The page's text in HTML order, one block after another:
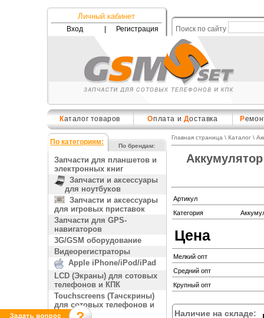
Личный кабинет
Вход Регистрация Поиск по сайту
Каталог товаров Оплата и Доставка Р
По категориям: По брендам:
Запчасти для планшетов и
электронных книг
Запчасти и аксессуары
для ноутбуков
Запчасти и аксессуары
для игровых приставок
Запчасти для GPS-
навигаторов
3G/GSM оборудование
Видеорегистраторы
Apple iPhone/iPod/iPad
LCD (Экраны) для сотовых
телефонов и КПК
Touchscreens (Тачскрины)
для сотовых телефонов и
КПК
Главная страница \ Каталог\
Артикул
Категория
Цена
Мелкий опт
Средний опт
Крупный опт
Наличие на складе: